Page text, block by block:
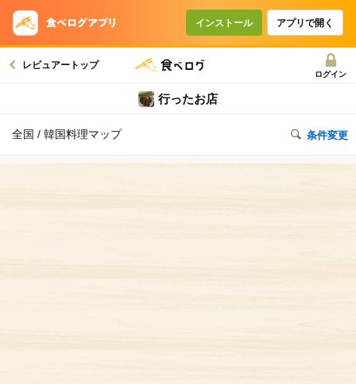
インストール アプリで開く
レビュアートップ
ログイン
行ったお店
全国 / 韓国料理マップ 条件変更